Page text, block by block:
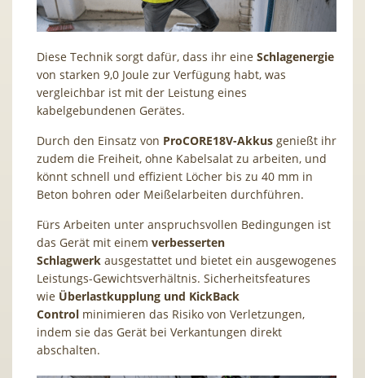
Diese Technik sorgt dafür, dass ihr eine Schlagenergie
von starken 9,0 Joule zur Verfügung habt, was
vergleichbar ist mit der Leistung eines
kabelgebundenen Gerätes.
Durch den Einsatz von ProCORE18V-Akkus genießt ihr
zudem die Freiheit, ohne Kabelsalat zu arbeiten, und
könnt schnell und effizient Löcher bis zu 40 mm in
Beton bohren oder Meißelarbeiten durchführen.
Fürs Arbeiten unter anspruchsvollen Bedingungen ist
das Gerät mit einem verbesserten
Schlagwerk ausgestattet und bietet ein ausgewogenes
Leistungs-Gewichtsverhältnis. Sicherheitsfeatures
wie Überlastkupplung und KickBack
Control minimieren das Risiko von Verletzungen,
indem sie das Gerät bei Verkantungen direkt
abschalten.